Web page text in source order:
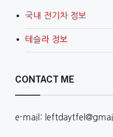
국내 전기차 정보
테슬라 정보
CONTACT ME
e-mail: